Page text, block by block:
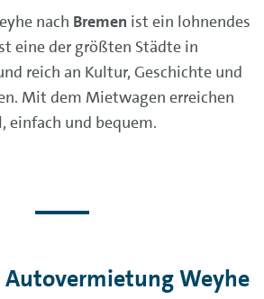
nach Bremen ist ein lohnendes
eine der größten Städte in
reich an Kultur, Geschichte und
Mit dem Mietwagen erreichen
einfach und bequem.
Autovermietung Weyhe